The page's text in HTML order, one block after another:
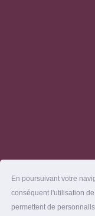
En poursuivant votre
conséquent l'utilisation
permettent de